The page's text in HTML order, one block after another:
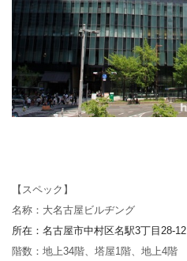
【スペック】
名称：大名古屋ビルヂング
所在：名古屋市中村区名駅3丁目 28-12
階数：地上34階、塔屋1階、地上4階